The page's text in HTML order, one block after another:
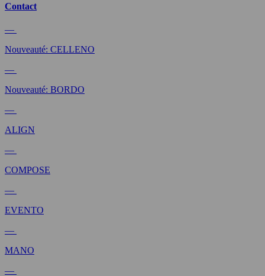
Contact
—
Nouveauté: CELLENO
—
Nouveauté: BORDO
—
ALIGN
—
COMPOSE
—
EVENTO
—
MANO
—